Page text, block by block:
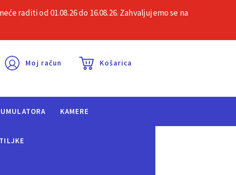
Česta pitanja Kontakt
Moj račun Košarica
KAMERE
raditi od 01.08.26 do 16.08.26. Zahvaljujemo se na